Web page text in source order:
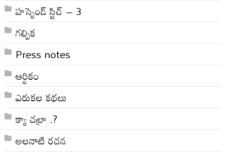
హస్బెండ్ స్టిచ్ – 3
గల్పిక
Press notes
ఆర్ధికం
ఎరుకల కథలు
క్యా చల్రా .?
అలనాటి రచన